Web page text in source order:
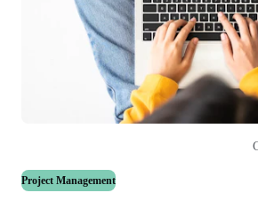
Project Management